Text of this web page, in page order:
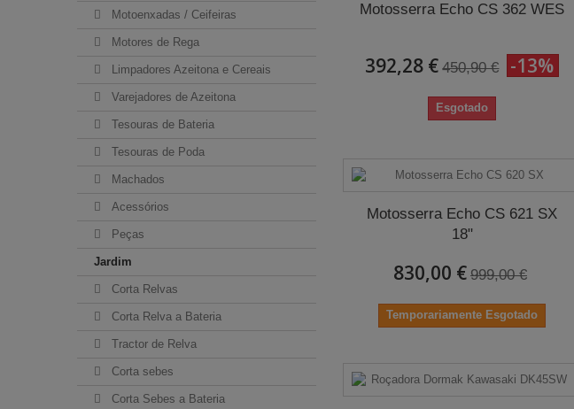
Motoenxadas / Ceifeiras
Motores de Rega
Limpadores Azeitona e Cereais
Varejadores de Azeitona
Tesouras de Bateria
Tesouras de Poda
Machados
Acessórios
Peças
Jardim
Corta Relvas
Corta Relva a Bateria
Tractor de Relva
Corta sebes
Corta Sebes a Bateria
Motosserra Echo CS 362 WES
392,28 € 450,90 € -13%
Esgotado
Motosserra Echo CS 621 SX
18"
830,00 € 999,00 €
Temporariamente Esgotado